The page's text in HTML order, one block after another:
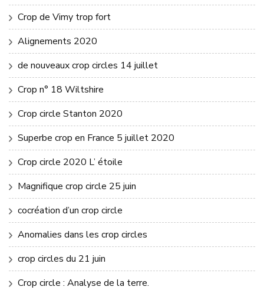
Crop de Vimy trop fort
Alignements 2020
de nouveaux crop circles 14 juillet
Crop n° 18 Wiltshire
Crop circle Stanton 2020
Superbe crop en France 5 juillet 2020
Crop circle 2020 L’ étoile
Magnifique crop circle 25 juin
cocréation d’un crop circle
Anomalies dans les crop circles
crop circles du 21 juin
Crop circle : Analyse de la terre.